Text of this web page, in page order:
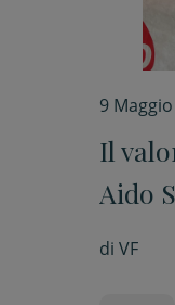
9
Il
Aido
di VF